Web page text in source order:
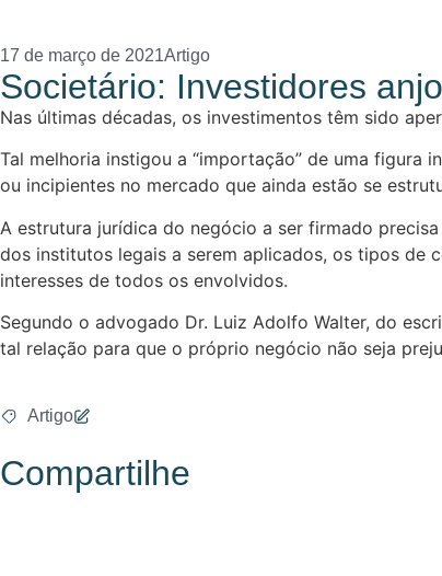
17 de março de 2021Artigo
Societário: Investidores
Nas últimas décadas, os investimentos têm sido
Tal melhoria instigou a “importação” de uma figura
ou incipientes no mercado que ainda estão se
A estrutura jurídica do negócio a ser firmado
dos institutos legais a serem aplicados, os tipos de
interesses de todos os envolvidos.
Segundo o advogado Dr. Luiz Adolfo Walter, do
tal relação para que o próprio negócio não seja
Artigo
Compartilhe